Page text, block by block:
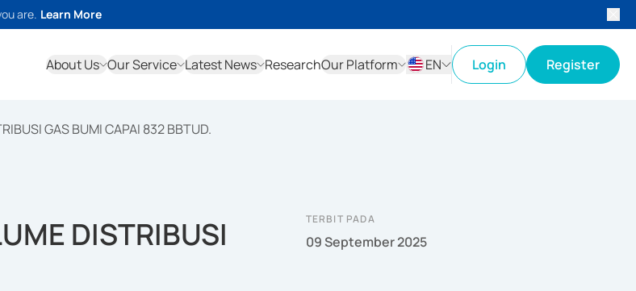
are. Learn More
About Us Our Service Latest News ResearchOur Platform
EN
Login Register
GAS BUMI CAPAI 832 BBTUD.
DISTRIBUSI
TERBIT PADA
09 September 2025